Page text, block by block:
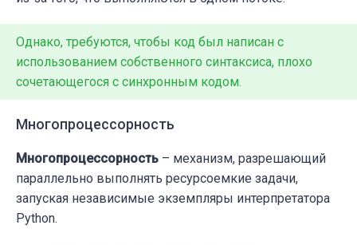
        collected_data =
await
for data_stream in collected_data:
        logging.info(
f"First part of data
        logging.info(
if __name__ == "__main__":
    logging.basicConfig(format=
Однако, требуются, чтобы код был написан с
использованием собственного синтаксиса, плохо
сочетающегося с синхронным кодом.
Многопроцессорность
Многопроцессорность – механизм, разрешающий
параллельно выполнять ресурсоемкие задачи,
запуская независимые экземпляры интерпретатора
Python.